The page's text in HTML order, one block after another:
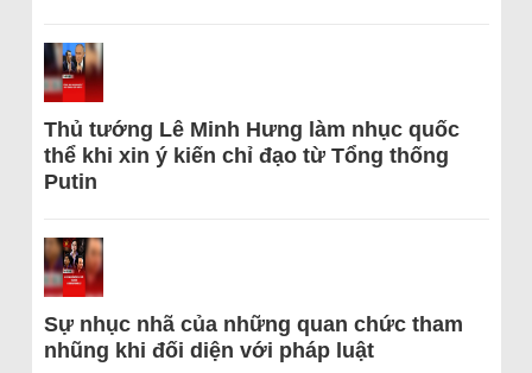
Thủ tướng Lê Minh Hưng làm nhục quốc
thể khi xin ý kiến chỉ đạo từ Tổng thống
Putin
Sự nhục nhã của những quan chức tham
nhũng khi đối diện với pháp luật